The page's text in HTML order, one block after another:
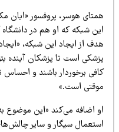
شبکه که او هم در دانشگاه
از ایجاد این شبکه، «ایجاد یک
است تا پزشکان آینده
برخوردار باشند و احساس
است.»
اضافه می‌کند «این موضوع به‌همان
سیگار و سایر چالش‌های